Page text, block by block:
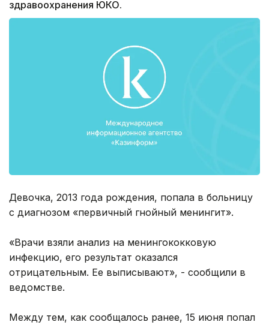
здравоохранения ЮКО.
Девочка, 2013 года рождения, попала в больницу
с диагнозом «первичный гнойный менингит».
«Врачи взяли анализ на менингококковую
инфекцию, его результат оказался
отрицательным. Ее выписывают», - сообщили в
ведомстве.
Между тем, как сообщалось ранее, 15 июня попал